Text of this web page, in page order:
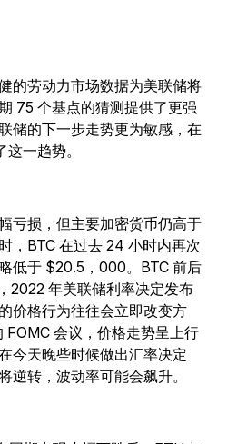
的劳动力市场数据为美联储将
75 个基点的猜测提供了更强
储的下一步走势更为敏感，在
一趋势。
亏损，但主要加密货币仍高于
，BTC 在过去 24 小时内再次
低于 $20.5，000。BTC 前后
2022 年美联储利率决定发布
价格行为往往会立即改变方
FOMC 会议，价格走势呈上行
今天晚些时候做出汇率决定
逆转，波动率可能会飙升。